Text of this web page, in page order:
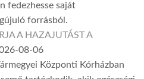
fedezhesse saját
forrásból.
A HAZAJUTÁST A
08-06
Központi Kórházban